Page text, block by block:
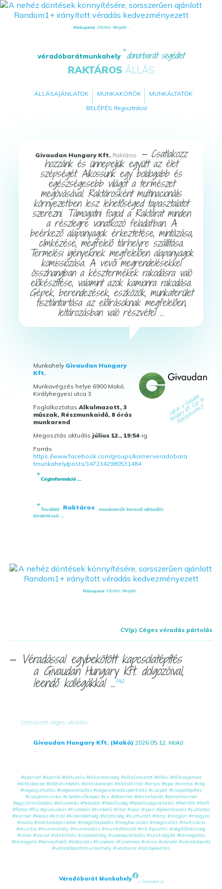
Médiaajánlat Kölcsönös támogatás ...
véradóbarátmunkahely donorbarát segédlet
RAKTÁROS ÁLLÁS
ÁLLÁSAJÁNLATOK MUNKAKÖRÖK
MUNKÁLTATÓK
BELÉPÉS Regisztráció
Givaudan Hungary Kft. Raktáros — Csatlakozz
hozzánk és ünnepeljük együtt az élet
szépségét. Alkossunk egy boldogabb és
egészségesebb világot a természet
megóvásával. Raktárosként multinacionális
környezetben lesz lehetőséged tapasztalatot
szerezni. Támogatni fogod a Raktárat minden
a részlegre vonatkozó feladatban. A
beérkező alapanyagok érkeztetése, mintázása,
címkézése, megfelelő tárhelyre szállítása.
Termelési igényeknek megfelelően alapanyagok
komissiózása. A vevői megrendelésekkel
összhangban a késztermékek rakodásra való
előkészítése, valamint azok kamionra rakodása.
Gépek, berendezések, eszközök, munkaterület
tisztántartása az előírásoknak megfelelően,
leltározásban való részvétel ...
Munkahely Givaudan Hungary
Kft.
Munkavégzés helye 6900 Makó,
Királyhegyesi utca 3.
FoglalkoztatasAlkalmazott, 3
műszak, Részmunkaidő, 8 órás
munkarend
Megosztás aktuális július 12., 19:54-ig.
Forrás
https://www.facebook.com/groups/karrier.veradobara
tmunkahely/posts/1472342980531484
Céginformáció ...
További Raktáros
munkaerőt kereső aktuális
hirdetések ...
.
Médiaajánlat Kölcsönös támogatás ...
CV(p) Céges véradás pártolás
— Véradással egybekötött kapcsolatépítés
a Givaudan Hungary Kft. dolgozóival,
leendő kollégákkal ...FAQ
Szervezett céges véradás
Givaudan Hungary Kft. (Makó) 2026.05.12. Makó
#ajánlat #ajánló #aktuális #alkalmasság #alkalmazott #állás #állásajánlat
#állásbörze #álláshirdetés #álláskeresés #állástkínál #anya #apa #aroma #cég
#cégesjuttatás #cégesvéradás #cégesvéradáspártolás #csapat #csapatépítés
#csapatmunka #cselekvőképes #cv #dkarrier #donorbarát #donorkarrier
#együttműködés #elismerés #feladat #felelősség #felelősségvállalás #felnőtt #férfi
#fiatal #fiú #givaudan #hirdetés #hirdető #illat #ipar #ipari #jelentkezés #juttatás
#karrier #keres #kínál #kirendeltség #közösség #kulturált #lány #magán #magyar
#makó #márkaképviselet #megállapodás #megbecsülés #megosztás #motiváció
#munka #munkahely #munkatárs #munkátkínál #nő #pozitív #segítőkészség
#siker #social #stabilitás #szabadság #szerepvállalás #szükséglet #támogatás
#támogató #tervezhető #toborzás #türelem #türelmes #város #véradó #véradóbarát
#véradóbarátmunkahely #vérdonor #zárójelentés
Véradóbarát Munkahely a facebookon is!